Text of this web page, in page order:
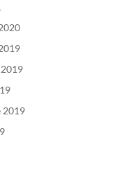
2019